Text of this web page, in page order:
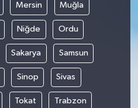
Mersin Muğla
Niğde Ordu
Sakarya Samsun
Sinop Sivas
Tokat Trabzon